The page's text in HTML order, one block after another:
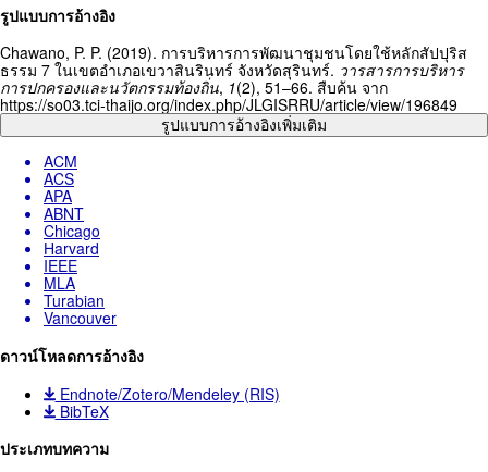
Article
Details
รูปแบบการอ้างอิง
Chawano, P. P. (2019). การบริหารการพัฒนาชุมชนโดยใช้หลักสัปปุริส
ธรรม 7 ในเขตอำเภอเขวาสินรินทร์ จังหวัดสุรินทร์. วารสารการบริหาร
การปกครองและนวัตกรรมท้องถิ่น, 1(2), 51–66. สืบค้น จาก
https://so03.tci-thaijo.org/index.php/JLGISRRU/article/view/196849
รูปแบบการอ้างอิงเพิ่มเติม
ACM
ACS
APA
ABNT
Chicago
Harvard
IEEE
MLA
Turabian
Vancouver
ดาวน์โหลดการอ้างอิง
Endnote/Zotero/Mendeley (RIS)
BibTeX
ประเภทบทความ